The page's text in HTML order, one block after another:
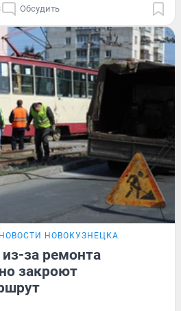
Обсудить
НОВОСТИ НОВОКУЗНЕЦКА
за ремонта
закроют